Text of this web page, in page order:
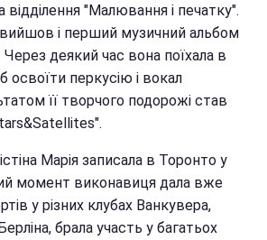
відділення "Малювання і печатку".
вийшов і перший музичний альбом
Через деякий час вона поїхала в
освоїти перкусію і вокал
її творчого подорожі став
Марія записала в Торонто у
момент виконавиця дала вже
у різних клубах Ванкувера,
брала участь у багатьох